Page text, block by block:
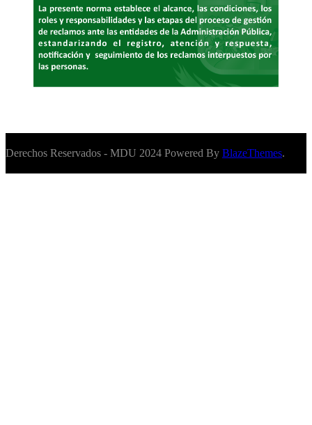
Derechos Reservados - MDU 2024 Powered By BlazeThemes.